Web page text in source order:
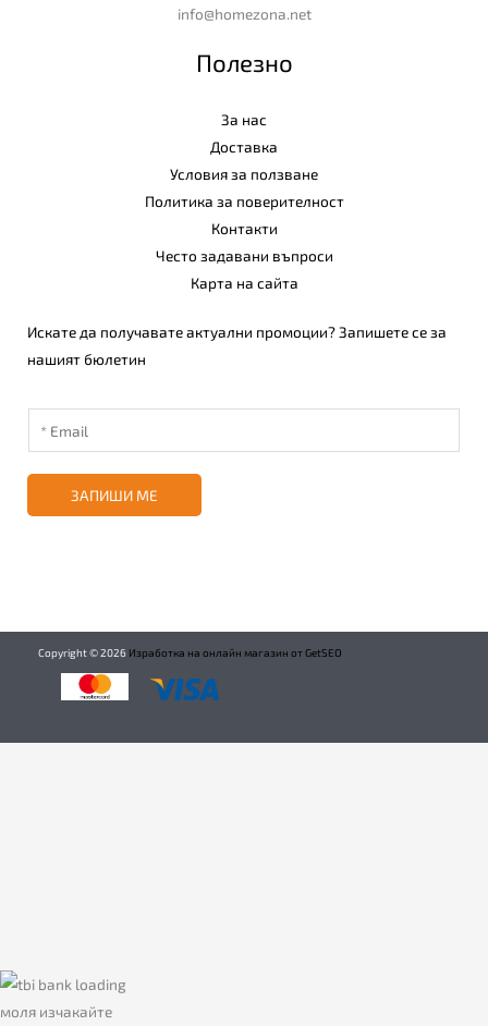
info@homezona.net
Полезно
За нас
Доставка
Условия за ползване
Политика за поверителност
Контакти
Често задавани въпроси
Карта на сайта
Искате да получавате актуални промоции? Запишете се за
нашият бюлетин
ЗАПИШИ МЕ
Copyright ©2026 Изработка на онлайн магазин от GetSEO
моля изчакайте